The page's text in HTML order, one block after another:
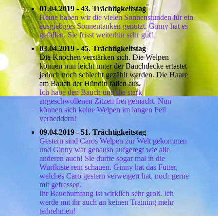
01.04.2019 - 43. Trächtigkeitstag
Heute haben wir die vielen Sonnenstunden für ein
ausgiebiges Sonnentanken genutzt. Ginny hat es
gefallen. Sie frisst weiterhin sehr gut!
03.04.2019 - 45. Trächtigkeitstag
Die Knochen verstärken sich. Die Welpen
können nun leicht unter der Bauchdecke ertastet
jedoch noch schlecht gezählt werden. Die Haare
am Bauch der Hündin fallen aus.
Ich habe den Bauch und die stark
angeschwollenen Zitzen frei gemacht. Nun
können sich keine Welpen im langen Fell
verheddern!
09.04.2019 - 51. Trächtigkeitstag
Gestern sind Caros Welpen zur Welt gekommen
und Ginny war genauso aufgeregt wie alle
anderen auch! Sie durfte sogar mal in die
Wurfkiste rein schauen. Ginny hat das Futter,
welches Caro gestern verweigert hat, noch gerne
mit gefressen.
Ihr Bauchumfang ist wirklich sehr groß. Ich
werde mit ihr auch an keinen Training mehr
teilnehmen!